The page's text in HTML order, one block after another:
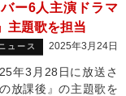
ー6人主演ドラマ
主題歌を担当
ュース 2025年3月24日
年3月28日に放送さ
放課後』の主題歌を